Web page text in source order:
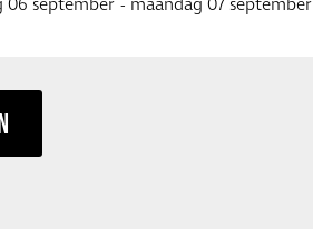
06 september - maandag 07 september